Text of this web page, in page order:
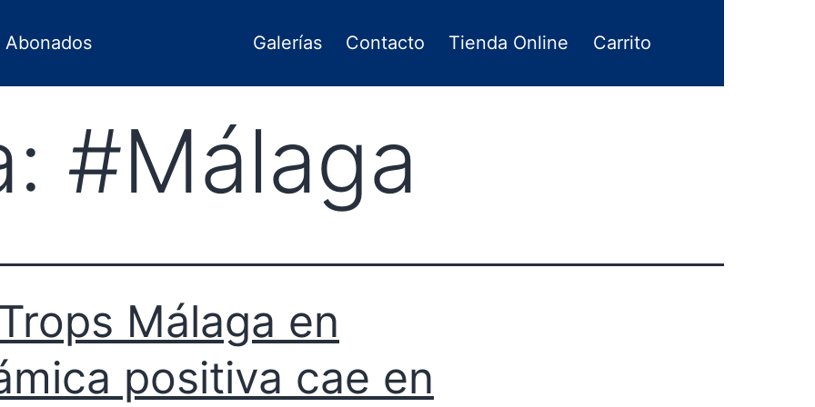
Abonados Galerías Contacto Tienda Online Carrito
#Málaga
Málaga en
positiva cae en